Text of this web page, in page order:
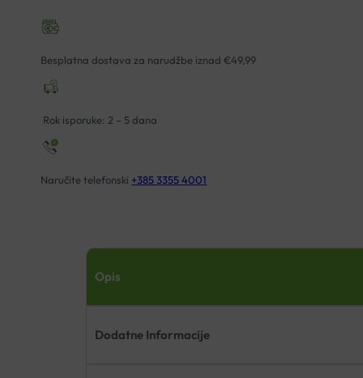
ZA
RELIPIDACIJU
količina
Besplatna dostava za narudžbe iznad €49,99
Rok isporuke: 2 – 5 dana
Naručite telefonski +385 3355 4001
Opis
Dodatne Informacije